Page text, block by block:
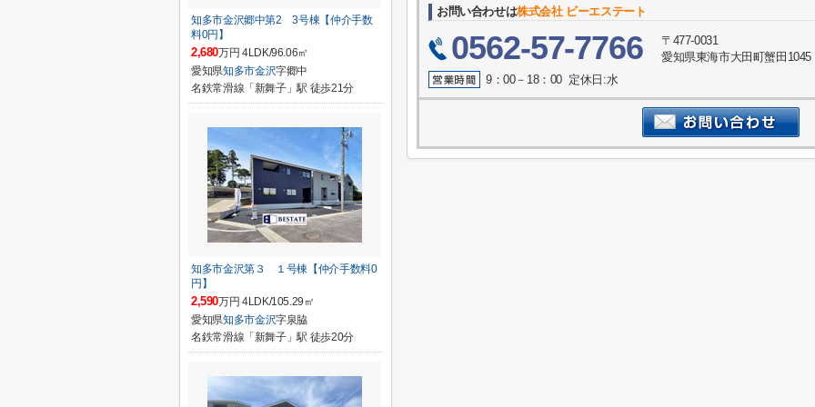
お問い合わせは株式会社 ビーエステート
0562-57-7766
〒477-0031
愛知県東海市大田町蟹田1045
9：00－18：00 定休日:水
知多市金沢郷中第2 3号棟【仲介手数
料0円】
2,680万円 4LDK/96.06㎡
愛知県知多市金沢字郷中
名鉄常滑線「新舞子」駅 徒歩21分
知多市金沢第３ １号棟【仲介手数料0
円】
2,590万円 4LDK/105.29㎡
愛知県知多市金沢字泉脇
名鉄常滑線「新舞子」駅 徒歩20分